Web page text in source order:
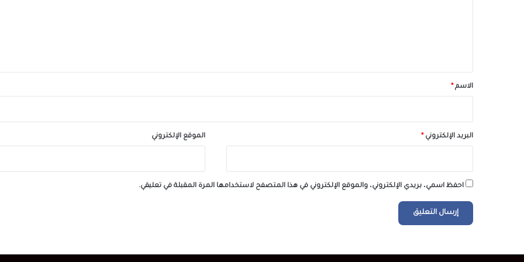
*الاسم *
البريد الإلكتروني * الموقع الإلكتروني
احفظ اسمي، بريدي الإلكتروني، والموقع الإلكتروني في هذا المتصفح لاستخدامها المرة المقبلة في تعليقي.